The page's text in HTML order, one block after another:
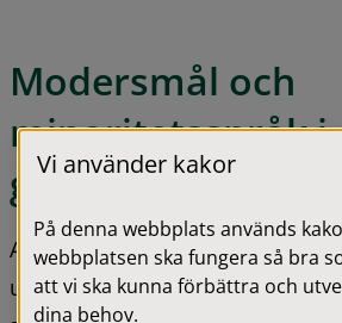
Modersmål och
minoritetsspråk i
grundskolan
Alla barn och ungdomar ska
utveckla och använda sitt språk,
Vi använder kakor
På denna webbplats används
webbplatsen ska fungera så bra
att vi ska kunna förbättra och
dina behov.